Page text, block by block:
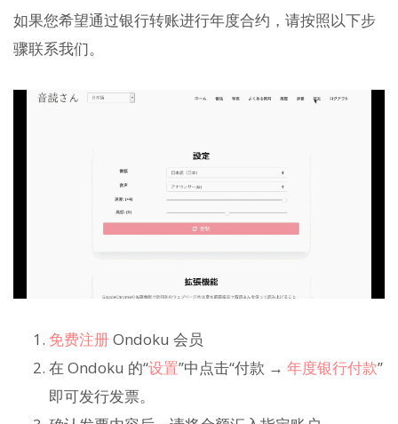
如果您希望通过银行转账进行年度合约，请按照以下步
骤联系我们。
免费注册Ondoku 会员
在 Ondoku 的“设置”中点击“付款 → 年度银行付款”
即可发行发票。